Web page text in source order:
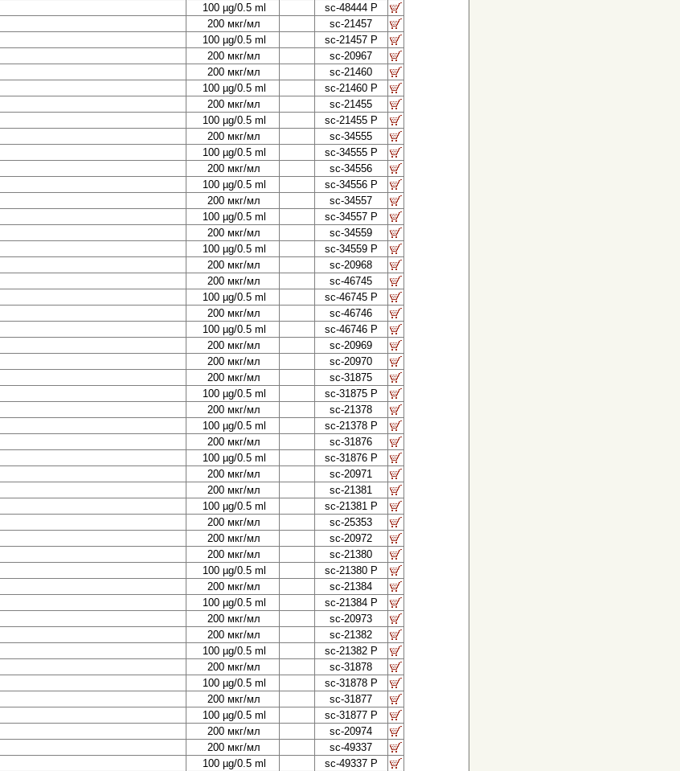
100 µg/0.5 ml
sc-48444 P
200 мкг/мл
sc-21457
100 µg/0.5 ml
sc-21457 P
200 мкг/мл
sc-20967
200 мкг/мл
sc-21460
100 µg/0.5 ml
sc-21460 P
200 мкг/мл
sc-21455
100 µg/0.5 ml
sc-21455 P
200 мкг/мл
sc-34555
100 µg/0.5 ml
sc-34555 P
200 мкг/мл
sc-34556
100 µg/0.5 ml
sc-34556 P
200 мкг/мл
sc-34557
100 µg/0.5 ml
sc-34557 P
200 мкг/мл
sc-34559
100 µg/0.5 ml
sc-34559 P
200 мкг/мл
sc-20968
200 мкг/мл
sc-46745
100 µg/0.5 ml
sc-46745 P
200 мкг/мл
sc-46746
100 µg/0.5 ml
sc-46746 P
200 мкг/мл
sc-20969
200 мкг/мл
sc-20970
200 мкг/мл
sc-31875
100 µg/0.5 ml
sc-31875 P
200 мкг/мл
sc-21378
100 µg/0.5 ml
sc-21378 P
200 мкг/мл
sc-31876
100 µg/0.5 ml
sc-31876 P
200 мкг/мл
sc-20971
200 мкг/мл
sc-21381
100 µg/0.5 ml
sc-21381 P
200 мкг/мл
sc-25353
200 мкг/мл
sc-20972
200 мкг/мл
sc-21380
100 µg/0.5 ml
sc-21380 P
200 мкг/мл
sc-21384
100 µg/0.5 ml
sc-21384 P
200 мкг/мл
sc-20973
200 мкг/мл
sc-21382
100 µg/0.5 ml
sc-21382 P
200 мкг/мл
sc-31878
100 µg/0.5 ml
sc-31878 P
200 мкг/мл
sc-31877
100 µg/0.5 ml
sc-31877 P
200 мкг/мл
sc-20974
200 мкг/мл
sc-49337
100 µg/0.5 ml
sc-49337 P